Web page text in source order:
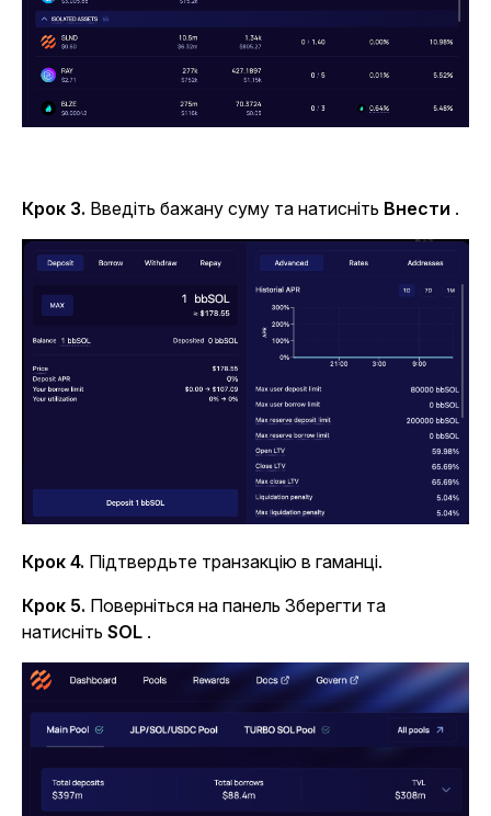
Крок 3. Введіть бажану суму та натисніть Внести .
Крок 4. Підтвердьте транзакцію в гаманці.
Крок 5. Поверніться на панель Зберегти та
натисніть SOL .